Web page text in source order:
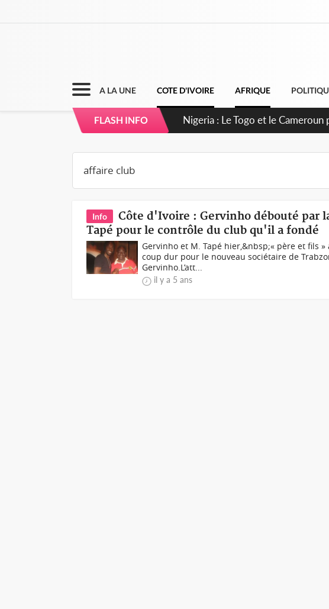
A LA UNE COTE D'IVOIRE AFRIQUE
FLASH INFO Nigeria : Le Togo et le
Info
Côte d'Ivoire : Gervinho débouté par
Tapé pour le contrôle du club qu'il a fondé
Gervinho et M. Tapé hier,&nbsp;« père et fils
coup dur pour le nouveau sociétaire de
Gervinho.L’att...
il y a 5 ans